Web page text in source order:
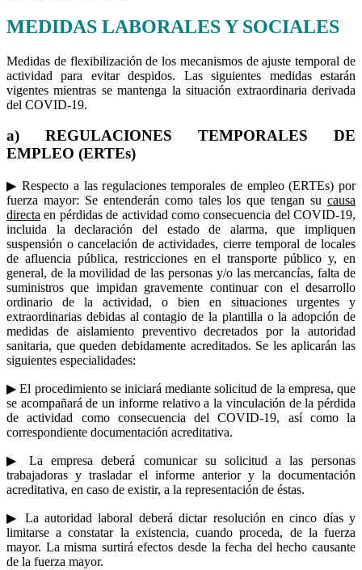
MEDIDAS LABORALES Y SOCIALES
Medidas de flexibilización de los mecanismos de ajuste temporal de
actividad para evitar despidos. Las siguientes medidas estarán
vigentes mientras se mantenga la situación extraordinaria derivada
del COVID-19.
a) REGULACIONES TEMPORALES DE
EMPLEO (ERTEs)
▶ Respecto a las regulaciones temporales de empleo (ERTEs) por
fuerza mayor: Se entenderán como tales los que tengan su causa
directa en pérdidas de actividad como consecuencia del COVID-19,
incluida la declaración del estado de alarma, que impliquen
suspensión o cancelación de actividades, cierre temporal de locales
de afluencia pública, restricciones en el transporte público y, en
general, de la movilidad de las personas y/o las mercancías, falta de
suministros que impidan gravemente continuar con el desarrollo
ordinario de la actividad, o bien en situaciones urgentes y
extraordinarias debidas al contagio de la plantilla o la adopción de
medidas de aislamiento preventivo decretados por la autoridad
sanitaria, que queden debidamente acreditados. Se les aplicarán las
siguientes especialidades:
▶ El procedimiento se iniciará mediante solicitud de la empresa, que
se acompañará de un informe relativo a la vinculación de la pérdida
de actividad como consecuencia del COVID-19, así como la
correspondiente documentación acreditativa.
▶ La empresa deberá comunicar su solicitud a las personas
trabajadoras y trasladar el informe anterior y la documentación
acreditativa, en caso de existir, a la representación de éstas.
▶ La autoridad laboral deberá dictar resolución en cinco días y
limitarse a constatar la existencia, cuando proceda, de la fuerza
mayor. La misma surtirá efectos desde la fecha del hecho causante
de la fuerza mayor.